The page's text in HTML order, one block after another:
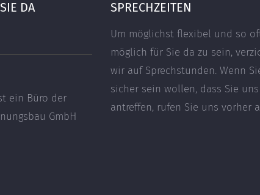
DA
ein Büro der
GmbH
SPRECHZEITEN
Um möglichst flexibel und so
möglich für Sie da zu sein,
wir auf Sprechstunden. Wenn
sicher sein wollen, dass Sie uns
antreffen, rufen Sie uns vorher